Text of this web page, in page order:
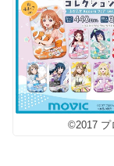
©2017 プ